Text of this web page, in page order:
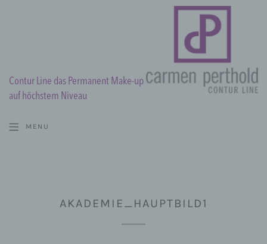
Contur Line das Permanent Make-up
auf höchstem Niveau
MENU
AKADEMIE_HAUPTBILD1